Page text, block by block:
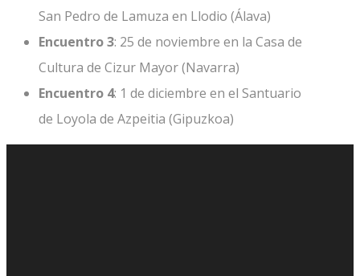
San Pedro de Lamuza en Llodio (Álava)
Encuentro 3: 25 de noviembre en la Casa de
Cultura de Cizur Mayor (Navarra)
Encuentro 4: 1 de diciembre en el Santuario
de Loyola de Azpeitia (Gipuzkoa)